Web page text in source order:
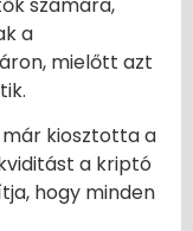
a
mielőtt azt
kiosztotta a
a kriptó
hogy minden